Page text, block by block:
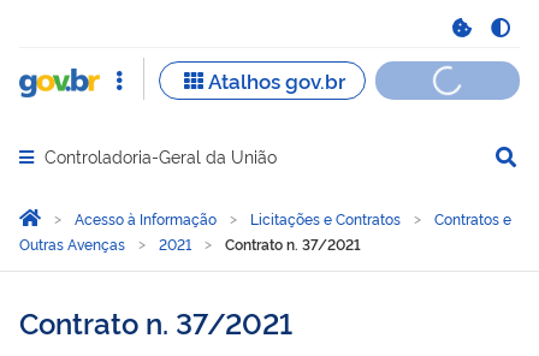
Abrir menu principal de navegação
Controladoria-Geral da União
Você está aqui:
Página Inicial
Acesso à Informação Licitações e Contratos
Contratos e
Outras Avenças
2021 Contrato n. 37/2021
Contrato n. 37/2021